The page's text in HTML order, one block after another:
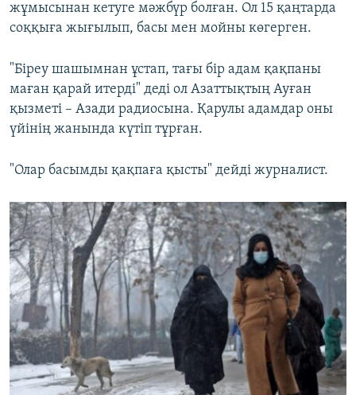
жұмысынан кетуге мәжбүр болған. Ол 15 қаңтарда
соққыға жығылып, басы мен мойны көгерген.
"Біреу шашымнан ұстап, тағы бір адам қақпаны
маған қарай итерді" деді ол Азаттықтың Ауған
қызметі – Азади радиосына. Қарулы адамдар оны
үйінің жанында күтіп тұрған.
"Олар басымды қақпаға қысты" дейді журналист.